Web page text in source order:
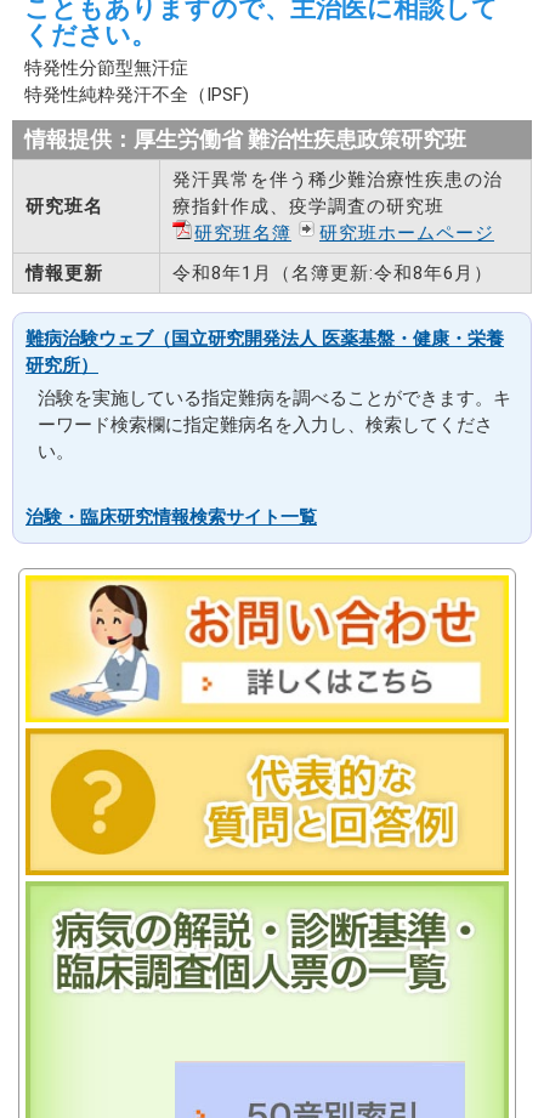
こともありますので、主治医に相談して
ください。
特発性分節型無汗症
特発性純粋発汗不全（IPSF)
情報提供：厚生労働省 難治性疾患政策研究班
研究班名
発汗異常を伴う稀少難治療性疾患の治
療指針作成、疫学調査の研究班
研究班名簿
研究班ホームページ
情報更新
令和8年1月（名簿更新:令和8年6月）
難病治験ウェブ（国立研究開発法人 医薬基盤・健康・栄養
研究所）
治験を実施している指定難病を調べることができます。キ
ーワード検索欄に指定難病名を入力し、検索してくださ
い。
治験・臨床研究情報検索サイト一覧